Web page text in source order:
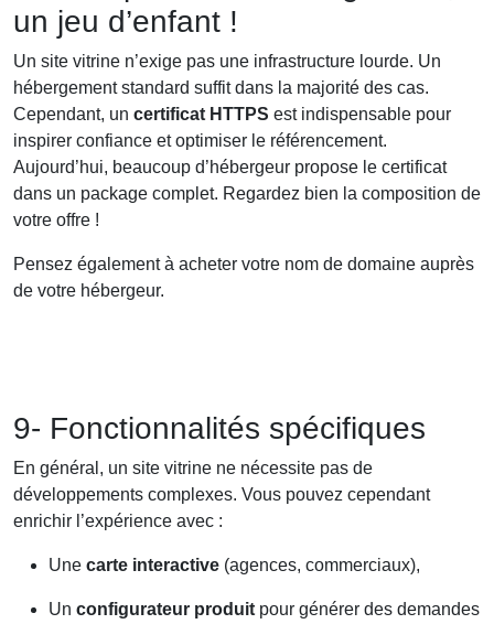
un jeu d’enfant !
Un site vitrine n’exige pas une infrastructure lourde. Un
hébergement standard suffit dans la majorité des cas.
Cependant, un certificat HTTPS est indispensable pour
inspirer confiance et optimiser le référencement.
Aujourd’hui, beaucoup d’hébergeur propose le certificat
dans un package complet. Regardez bien la composition de
votre offre !
Pensez également à acheter votre nom de domaine auprès
de votre hébergeur.
9- Fonctionnalités spécifiques
En général, un site vitrine ne nécessite pas de
développements complexes. Vous pouvez cependant
enrichir l’expérience avec :
Une carte interactive (agences, commerciaux),
Un configurateur produit pour générer des demandes